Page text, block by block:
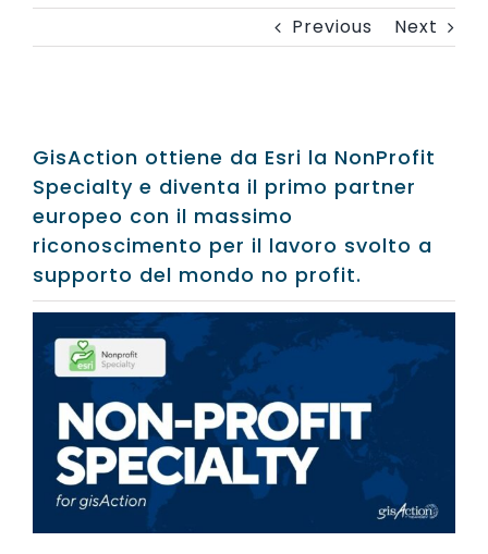
Previous Next
GisAction ottiene da Esri la NonProfit
Specialty e diventa il primo partner
europeo con il massimo
riconoscimento per il lavoro svolto a
supporto del mondo no profit.